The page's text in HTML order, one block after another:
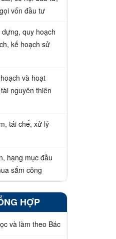
vốn đầu tư
quy hoạch
kế hoạch sử
và hoạt
nguyên thiên
tái chế, xử lý
hạng mục đầu
sắm công
HỢP
và làm theo Bác